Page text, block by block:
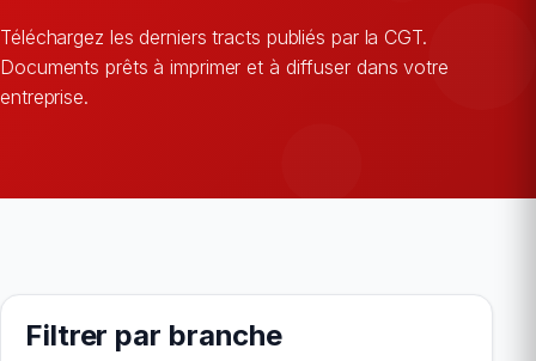
Téléchargez les derniers tracts publiés par la CGT.
Documents prêts à imprimer et à diffuser dans votre
entreprise.
Filtrer par branche